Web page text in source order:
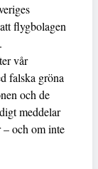
flygbolagen
vår
falska gröna
och de
meddelar
– och om inte